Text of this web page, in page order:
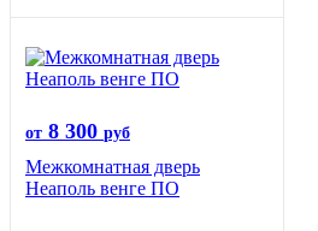
от 8 300 руб
Межкомнатная дверь
Неаполь венге ПО